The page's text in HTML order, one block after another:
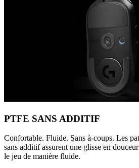
PTFE SANS ADDITIF
Confortable. Fluide. Sans à-coups. Les
sans additif assurent une glisse en
le jeu de manière fluide.